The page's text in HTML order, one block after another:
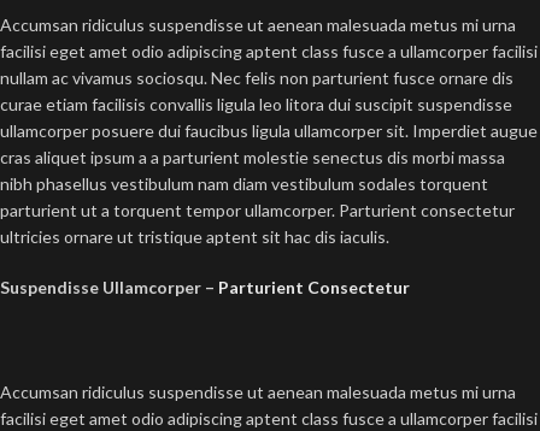
Accumsan ridiculus suspendisse ut aenean malesuada metus mi urna
facilisi eget amet odio adipiscing aptent class fusce a ullamcorper facilisi
nullam ac vivamus sociosqu. Nec felis non parturient fusce ornare dis
curae etiam facilisis convallis ligula leo litora dui suscipit suspendisse
ullamcorper posuere dui faucibus ligula ullamcorper sit. Imperdiet augue
cras aliquet ipsum a a parturient molestie senectus dis morbi massa
nibh phasellus vestibulum nam diam vestibulum sodales torquent
parturient ut a torquent tempor ullamcorper. Parturient consectetur
ultricies ornare ut tristique aptent sit hac dis iaculis.
Suspendisse Ullamcorper – Parturient Consectetur
Accumsan ridiculus suspendisse ut aenean malesuada metus mi urna
facilisi eget amet odio adipiscing aptent class fusce a ullamcorper facilisi